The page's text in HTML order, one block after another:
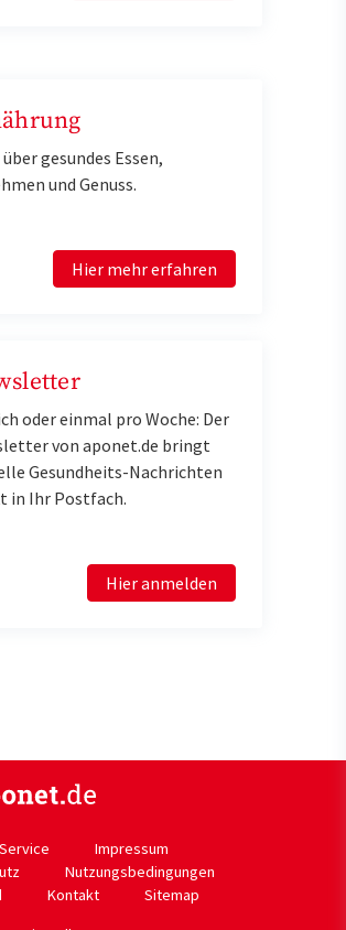
gesundes Essen,
und Genuss.
Hier mehr erfahren
oder einmal pro Woche: Der
von aponet.de bringt
Gesundheits-Nachrichten
in Ihr Postfach.
Hier anmelden
Impressum
Nutzungsbedingungen
Kontakt
Sitemap